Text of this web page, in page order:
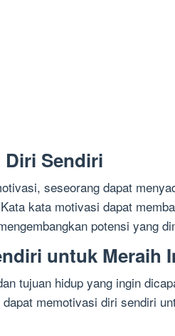
Diri Sendiri
seseorang dapat
kata motivasi dapat
potensi yang
untuk Meraih
tujuan hidup yang ingin
memotivasi diri sendiri